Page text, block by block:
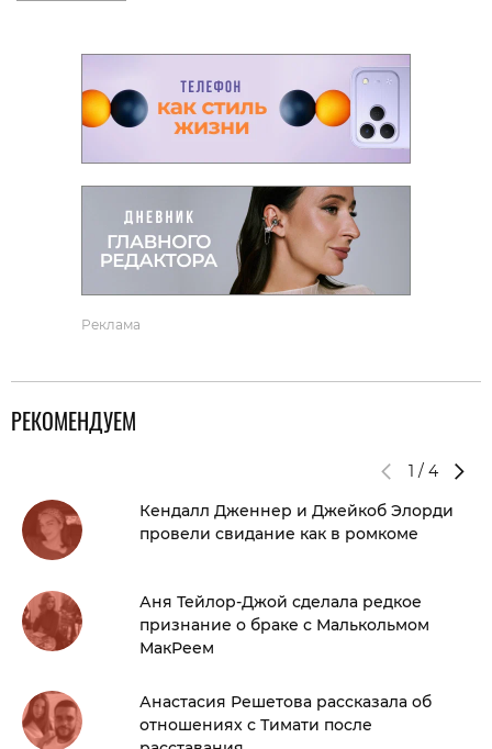
Реклама
РЕКОМЕНДУЕМ
1 / 4
Кендалл Дженнер и Джейкоб Элорди
провели свидание как в ромкоме
Аня Тейлор-Джой сделала редкое
признание о браке с Малькольмом
МакРеем
Анастасия Решетова рассказала об
отношениях с Тимати после